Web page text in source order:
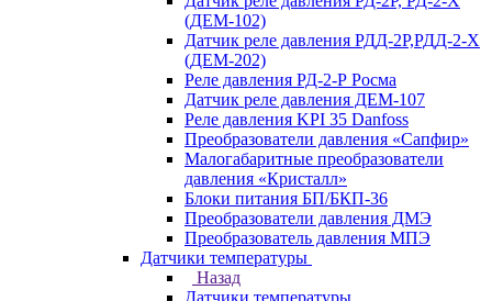
(ДЕМ-102)
Датчик реле давления РДД-2Р,РДД-2-Х
(ДЕМ-202)
Реле давления РД-2-Р Росма
Датчик реле давления ДЕМ-107
Реле давления KPI 35 Danfoss
Преобразователи давления «Сапфир»
Малогабаритные преобразователи
давления «Кристалл»
Блоки питания БП/БКП-36
Преобразователи давления ДМЭ
Преобразователь давления МПЭ
Датчики температуры
Назад
Датчики температуры